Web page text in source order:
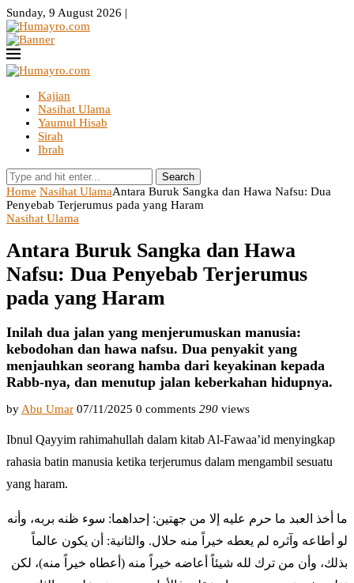
Sunday, 9 August 2026 |
Kajian
Nasihat Ulama
Yaumul Hisab
Sirah
Ibrah
Search
Home Nasihat UlamaAntara Buruk Sangka dan Hawa Nafsu: Dua
Penyebab Terjerumus pada yang Haram
Nasihat Ulama
Antara Buruk Sangka dan Hawa
Nafsu: Dua Penyebab Terjerumus
pada yang Haram
Inilah dua jalan yang menjerumuskan manusia:
kebodohan dan hawa nafsu. Dua penyakit yang
menjauhkan seorang hamba dari keyakinan kepada
Rabb-nya, dan menutup jalan keberkahan hidupnya.
by Abu Umar 07/11/2025 0 comments 290 views
Ibnul Qayyim rahimahullah dalam kitab Al-Fawaa’id menyingkap
rahasia batin manusia ketika terjerumus dalam mengambil sesuatu
yang haram.
ما أخذ العبد ما حرم عليه إلا من جهتين: إحداهما: سوء ظنه بربه، وأنه
لو أطاعه وآثره لم يعطه خيراً منه حلال. والثانية: أن يكون عالماً
بذلك، وأن من ترك لله شيئاً أعاضه خيراً منه (أعطاه خيراً منه)، لكن